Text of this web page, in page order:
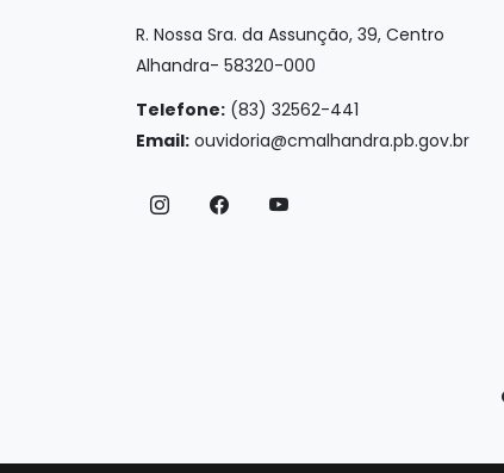
R. Nossa Sra. da Assunção, 39, Centro
Alhandra- 58320-000
Telefone: (83) 32562-441
Email: ouvidoria@cmalhandra.pb.gov.br